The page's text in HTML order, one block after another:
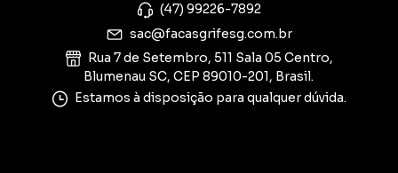
(47) 99226-7892
sac@facasgrifesg.com.br
Rua 7 de Setembro, 511 Sala 05 Centro,
Blumenau SC, CEP 89010-201, Brasil.
Estamos à disposição para qualquer dúvida.